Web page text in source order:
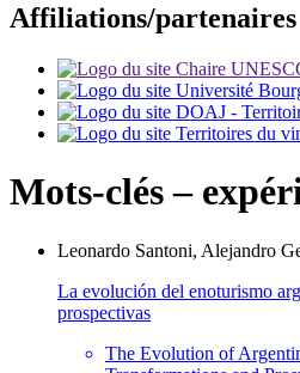
Affiliations/partenaires
Mots-clés –
Leonardo Santoni, Alejandro
La evolución del enoturismo
prospectivas
The Evolution of